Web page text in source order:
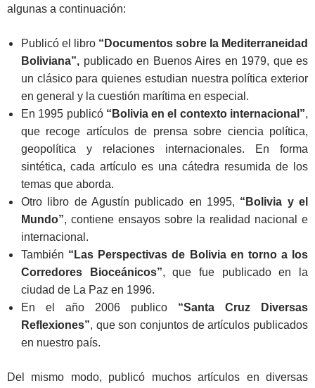
algunas a continuación:
Publicó el libro “Documentos sobre la Mediterraneidad
Boliviana”, publicado en Buenos Aires en 1979, que es
un clásico para quienes estudian nuestra política exterior
en general y la cuestión marítima en especial.
En 1995 publicó “Bolivia en el contexto internacional”,
que recoge artículos de prensa sobre ciencia política,
geopolítica y relaciones internacionales. En forma
sintética, cada artículo es una cátedra resumida de los
temas que aborda.
Otro libro de Agustín publicado en 1995, “Bolivia y el
Mundo”, contiene ensayos sobre la realidad nacional e
internacional.
También “Las Perspectivas de Bolivia en torno a los
Corredores Bioceánicos”, que fue publicado en la
ciudad de La Paz en 1996.
En el año 2006 publico “Santa Cruz Diversas
Reflexiones”, que son conjuntos de artículos publicados
en nuestro país.
Del mismo modo, publicó muchos artículos en diversas